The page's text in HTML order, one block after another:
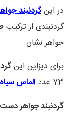
در اینگردنبند
گردنبندی از ترکیب
جواهر نشان.
برای دیزاین این
73عددالماس سیاه
گردنبند جواهر